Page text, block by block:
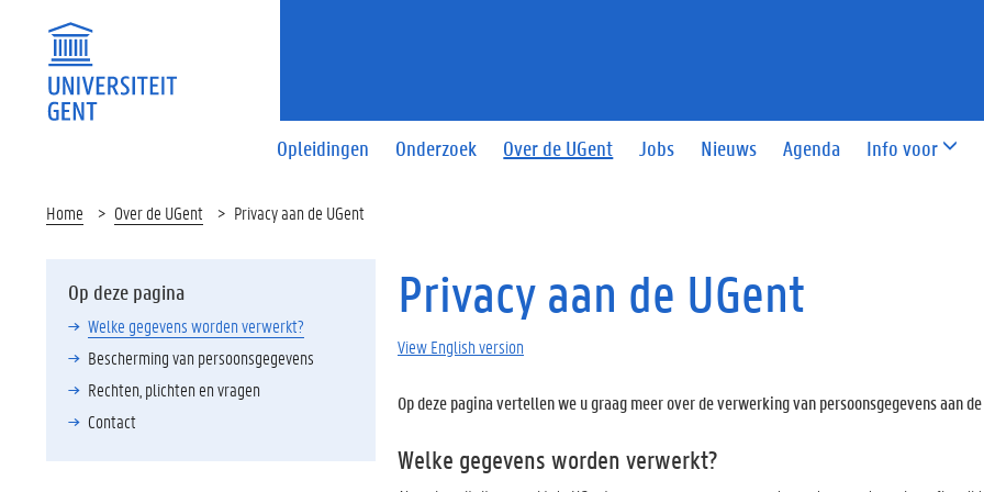
Opleidingen Onderzoek Over de UGent Jobs Nieuws Agenda Info voor
Home Over de UGent Privacy aan de UGent
Op deze pagina
Welke gegevens worden verwerkt?
Bescherming van persoonsgegevens
Rechten, plichten en vragen
Contact
Privacy aan de UGent
View English version
Op deze pagina vertellen we u graag meer over de verwerking van persoonsgegevens aan de
Welke gegevens worden verwerkt?